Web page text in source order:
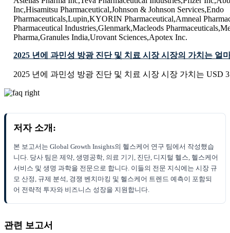
Inc,Hisamitsu Pharmaceutical,Johnson & Johnson Services,Endo
Pharmaceuticals,Lupin,KYORIN Pharmaceutical,Amneal
Pharmaceutical Industries,Glenmark,Macleods
Pharma,Granules India,Urovant Sciences,Apotex Inc.
2025 년에 과민성 방광 진단 및 치료 시장 시장의 가치는 얼
2025 년에 과민성 방광 진단 및 치료 시장 시장 가치는 USD
저자 소개:
본 보고서는 Global Growth Insights의 헬스케어 연구 팀에서 작성했습
니다. 당사 팀은 제약, 생명공학, 의료 기기, 진단, 디지털 헬스, 헬스케어
서비스 및 생명 과학을 전문으로 합니다. 이들의 전문 지식에는 시장 규
모 산정, 규제 분석, 경쟁 벤치마킹 및 헬스케어 트렌드 예측이 포함되
어 전략적 투자와 비즈니스 성장을 지원합니다.
관련 보고서